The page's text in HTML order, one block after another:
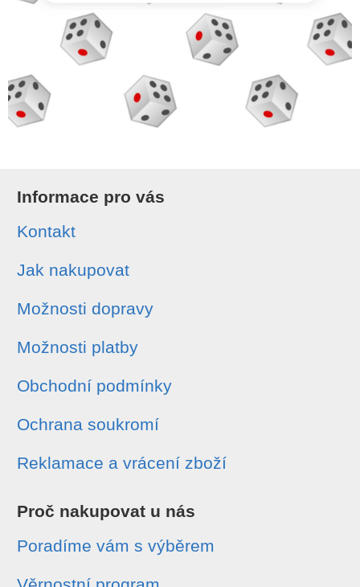
Informace pro vás
Kontakt
Jak nakupovat
Možnosti dopravy
Možnosti platby
Obchodní podmínky
Ochrana soukromí
Reklamace a vrácení zboží
Proč nakupovat u nás
Poradíme vám s výběrem